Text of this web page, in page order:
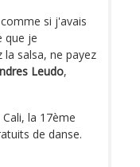
si j'avais
que je
salsa, ne payez
Leudo,
la 17ème
de danse.